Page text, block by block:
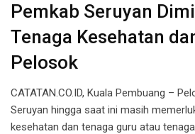
Pemkab Seruyan
Tenaga Kesehatan
Pelosok
CATATAN.CO.ID, Kuala Pembuang –
Seruyan hingga saat ini masih
kesehatan dan tenaga guru atau